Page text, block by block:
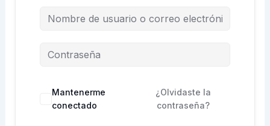
Mantenerme
conectado
¿Olvidaste la
contraseña?